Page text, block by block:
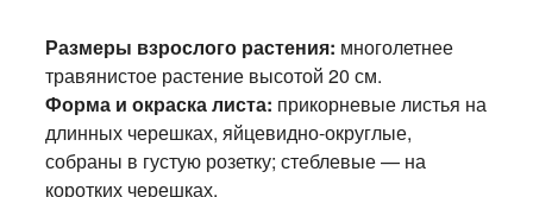
Размеры взрослого растения: многолетнее
травянистое растение высотой 20 см.
Форма и окраска листа: прикорневые листья на
длинных черешках, яйцевидно-округлые,
собраны в густую розетку; стеблевые — на
коротких черешках.